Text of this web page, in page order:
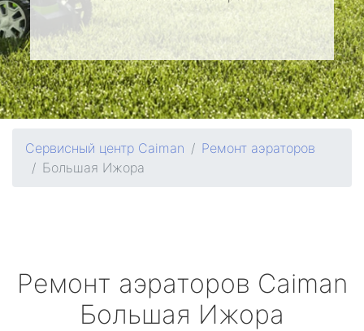
Сервисный центр Caiman
Ремонт аэраторов
Большая Ижора
Ремонт аэраторов Caiman
Большая Ижора